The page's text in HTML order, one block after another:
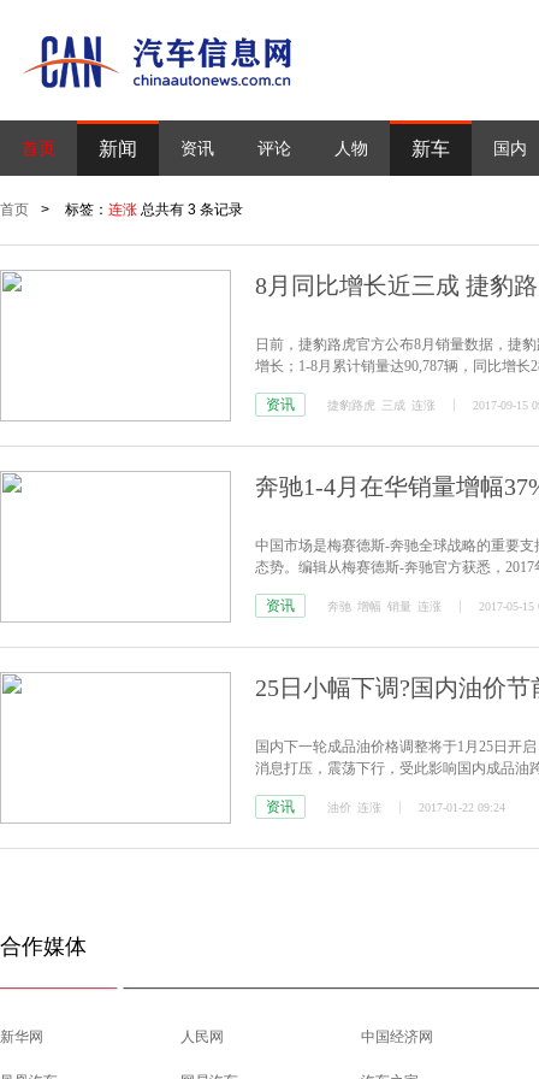
首页 新闻 资讯 评论 人物 新车 国内
首页 > 标签： 连涨 总共有 3 条记录
8月同比增长近三成 捷豹
日前，捷豹路虎官方公布8月销量数据，捷
增长；1-8月累计销量达90,787辆，同比增长
资讯 捷豹路虎 三成 连涨 2017-09-15
奔驰1-4月在华销量增幅
中国市场是梅赛德斯-奔驰全球战略的重要
态势。编辑从梅赛德斯-奔驰官方获悉，
资讯
奔驰 增幅 销量 连涨 2017-05-15
25日小幅下调?国内油价
国内下一轮成品油价格调整将于1月25日开
消息打压，震荡下行，受此影响国内成品油
资讯
油价 连涨 2017-01-22 09:24
合作媒体
新华网 人民网 中国经济网